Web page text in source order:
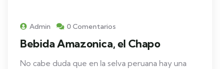
Admin 0 Comentarios
Bebida Amazonica, el Chapo
No cabe duda que en la selva peruana hay una